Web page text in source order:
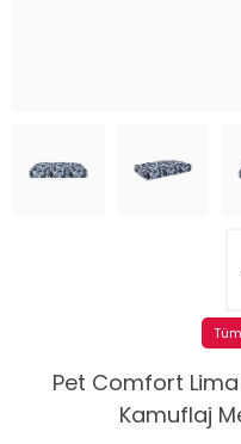
Pet Comfort
Kamuflaj